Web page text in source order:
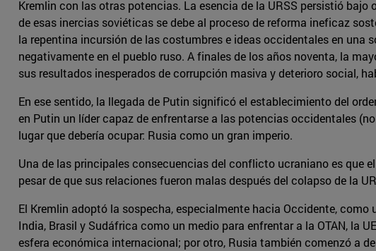
Kremlin con las otras potencias. La esencia de la URSS persistió
de esas inercias soviéticas se debe al proceso de reforma ineficaz
la repentina incursión de las costumbres e ideas occidentales en
negativamente en el pueblo ruso. A finales de los años noventa, la
sus resultados inesperados de corrupción masiva y deterioro social,
En ese sentido, la llegada de Putin significó el establecimiento del
en Putin un líder capaz de enfrentarse a las potencias occidentales
lugar que debería ocupar: Rusia como un gran imperio.
Una de las principales consecuencias del conflicto ucraniano es que
pesar de que sus relaciones fueron malas después del colapso de la
El Kremlin adoptó la sospecha, especialmente hacia Occidente,
India, Brasil y Sudáfrica como un medio para enfrentar a la OTAN, la
esfera económica internacional; por otro, Rusia también comenzó a